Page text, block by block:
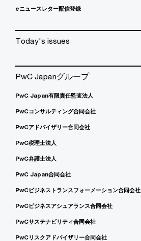
eニュースレター配信登録
Today's issues
PwC Japanグループ
PwC Japan有限責任監査法人
PwCコンサルティング合同会社
PwCアドバイザリー合同会社
PwC税理士法人
PwC弁護士法人
PwC Japan合同会社
PwCビジネストランスフォーメーション合同会社
PwCビジネスアシュアランス合同会社
PwCサステナビリティ合同会社
PwCリスクアドバイザリー合同会社